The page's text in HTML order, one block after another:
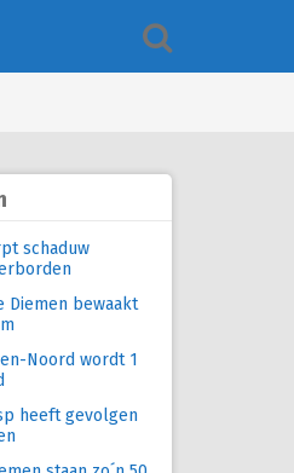
schaduw
Diemen bewaakt
Noord wordt 1
heeft gevolgen